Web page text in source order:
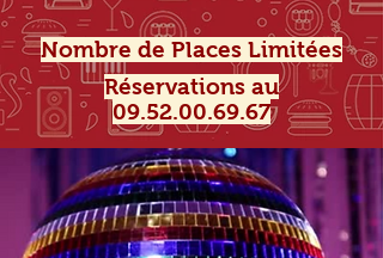
Nombre de Places Limitées
Réservations au
09.52.00.69.67